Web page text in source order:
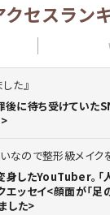
クセスラン
た
後に待ち受けてい
なので整形級メイク
身したYouTuber。「
エッセイ<顔面が「足
した>